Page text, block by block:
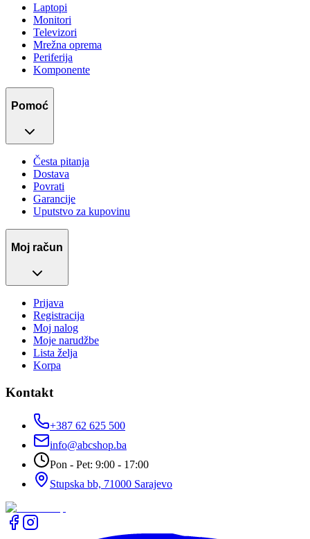
Laptopi
Monitori
Televizori
Mrežna oprema
Periferija
Komponente
Pomoć
Česta pitanja
Dostava
Povrati
Garancije
Uputstvo za kupovinu
Moj račun
Prijava
Registracija
Moj nalog
Moje narudžbe
Lista želja
Korpa
Kontakt
+387 62 625 500
info@abcshop.ba
Pon - Pet: 9:00 - 17:00
Stupska bb, 71000 Sarajevo